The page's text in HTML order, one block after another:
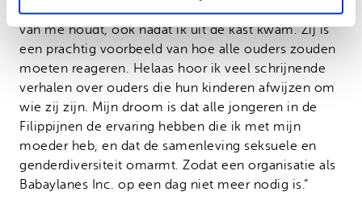
me altijd de zekerheid gegeven dat ze hoe dan ook
van me houdt, ook nadat ik uit de kast kwam. Zij is
een prachtig voorbeeld van hoe alle ouders zouden
moeten reageren. Helaas hoor ik veel schrijnende
verhalen over ouders die hun kinderen afwijzen om
wie zij zijn. Mijn droom is dat alle jongeren in de
Filippijnen de ervaring hebben die ik met mijn
moeder heb, en dat de samenleving seksuele en
genderdiversiteit omarmt. Zodat een organisatie als
Babaylanes Inc. op een dag niet meer nodig is.”